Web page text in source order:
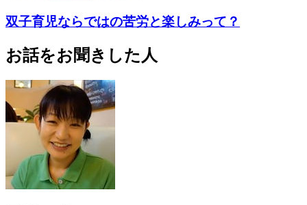
双子育児ならではの苦労と楽しみって？
お話をお聞きした人